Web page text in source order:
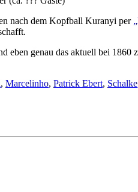
nach dem Kopfball Kuranyi per
eben genau das aktuell bei
, Marcelinho, Patrick Ebert, Schalke